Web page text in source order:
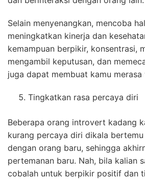
Selain menyenangkan, mencoba
meningkatkan kinerja dan
kemampuan berpikir, konsentrasi,
mengambil keputusan, dan
juga dapat membuat kamu
Tingkatkan rasa percaya diri
Beberapa orang introvert kadang
kurang percaya diri dikala
dengan orang baru, sehingga
pertemanan baru. Nah, bila kalian
cobalah untuk berpikir positif dan